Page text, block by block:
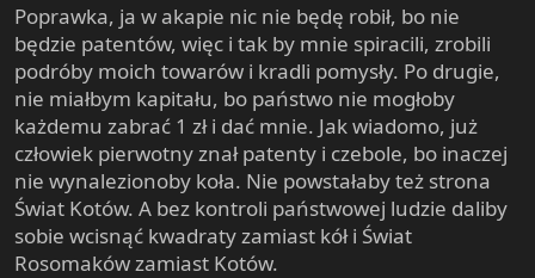
Poprawka, ja w akapie nic nie będę robił, bo nie
będzie patentów, więc i tak by mnie spiracili, zrobili
podróby moich towarów i kradli pomysły. Po drugie,
nie miałbym kapitału, bo państwo nie mogłoby
każdemu zabrać 1 zł i dać mnie. Jak wiadomo, już
człowiek pierwotny znał patenty i czebole, bo inaczej
nie wynalezionoby koła. Nie powstałaby też strona
Świat Kotów. A bez kontroli państwowej ludzie daliby
sobie wcisnąć kwadraty zamiast kół i Świat
Rosomaków zamiast Kotów.